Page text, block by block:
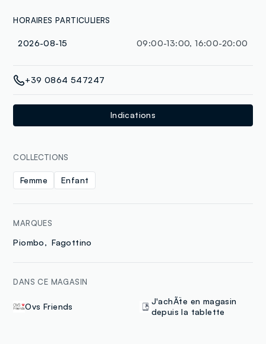
HORAIRES PARTICULIERS
2026-08-15 09:00-13:00, 16:00-20:00
+39 0864 547247
Indications
COLLECTIONS
Femme Enfant
MARQUES
Piombo Fagottino
DANS CE MAGASIN
Ovs Friends
J'achÃ¨te en magasin
depuis la tablette